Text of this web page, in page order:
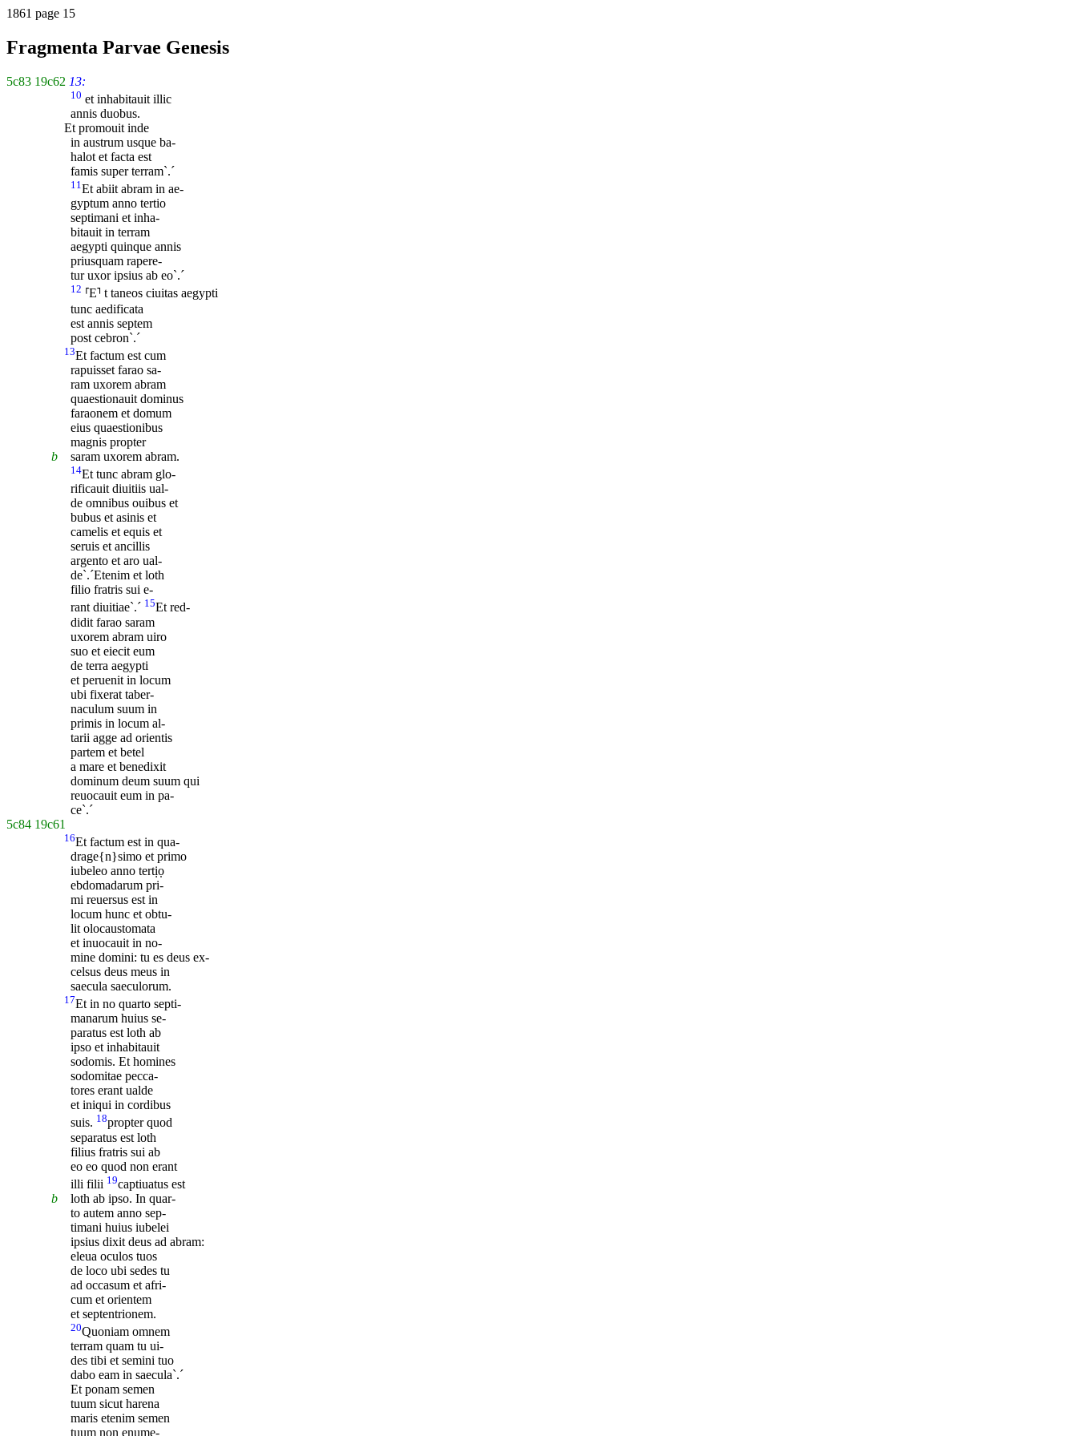
1861 page 15
Fragmenta Parvae Genesis
5c83 19c62 13:
10 et inhabitauit illic
annis duobus.
Et promouit inde
in austrum usque ba-
halot et facta est
famis super terram`.´
11Et abiit abram in ae-
gyptum anno tertio
septimani et inha-
bitauit in terram
aegypti quinque annis
priusquam rapere-
tur uxor ipsius ab eo`.´
12 ⸢E⸣ t taneos ciuitas aegypti
tunc aedificata
est annis septem
post cebron`.´
13Et factum est cum
rapuisset farao sa-
ram uxorem abram
quaestionauit dominus
faraonem et domum
eius quaestionibus
magnis propter
b
saram uxorem abram.
14Et tunc abram glo-
rificauit diuitiis ual-
de omnibus ouibus et
bubus et asinis et
camelis et equis et
seruis et ancillis
argento et aro ual-
de`.´Etenim et loth
filio fratris sui e-
rant diuitiae`.´ 15Et red-
didit farao saram
uxorem abram uiro
suo et eiecit eum
de terra aegypti
et peruenit in locum
ubi fixerat taber-
naculum suum in
primis in locum al-
tarii agge ad orientis
partem et betel
a mare et benedixit
dominum deum suum qui
reuocauit eum in pa-
ce`.´
5c84 19c61
16Et factum est in qua-
drage{n}simo et primo
iubeleo anno tertịọ
ebdomadarum pri-
mi reuersus est in
locum hunc et obtu-
lit olocaustomata
et inuocauit in no-
mine domini: tu es deus ex-
celsus deus meus in
saecula saeculorum.
17Et in no quarto septi-
manarum huius se-
paratus est loth ab
ipso et inhabitauit
sodomis. Et homines
sodomitae pecca-
tores erant ualde
et iniqui in cordibus
suis. 18propter quod
separatus est loth
filius fratris sui ab
eo eo quod non erant
illi filii 19captiuatus est
b
loth ab ipso. In quar-
to autem anno sep-
timani huius iubelei
ipsius dixit deus ad abram:
eleua oculos tuos
de loco ubi sedes tu
ad occasum et afri-
cum et orientem
et septentrionem.
20Quoniam omnem
terram quam tu ui-
des tibi et semini tuo
dabo eam in saecula`.´
Et ponam semen
tuum sicut harena
maris etenim semen
tuum non enume-